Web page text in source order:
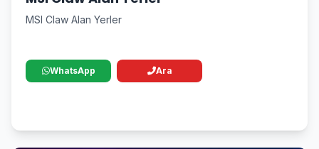
MSI Claw Alan Yerler
WhatsApp Ara